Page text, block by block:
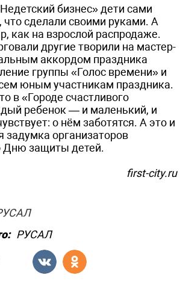
бизнес» дети сами
что сделали своими руками. А
как на взрослой распродаже.
другие творили на мастер-
аккордом праздника
группы «Голос времени» и
юным участникам праздника.
в «Городе счастливого
ребенок — и маленький, и
о нём заботятся. А это и
задумка организаторов
Дню защиты детей.
first-city.ru
РУСАЛ